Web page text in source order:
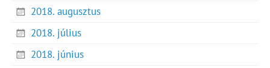
2018. augusztus
2018. július
2018. június